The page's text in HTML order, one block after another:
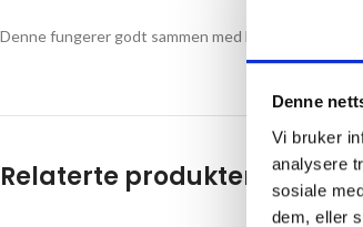
Denne
Vi bruker
analysere
sosiale
dem, eller
Denne fungerer godt sammen med Blafre Vippetut,
Relaterte produkter